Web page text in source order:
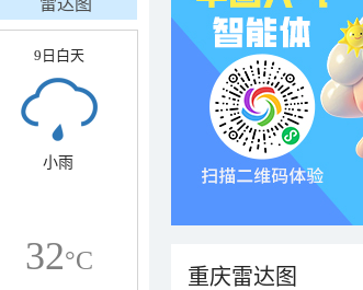
雷达图
9日白天
小雨
32°C
重庆雷达图